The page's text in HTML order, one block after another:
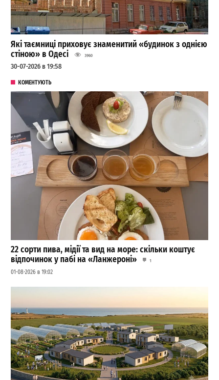
Які таємниці приховує знаменитий «будинок з однією
стіною» в Одесі
3960
30-07-2026 в 19:58
КОМЕНТУЮТЬ
22 сорти пива, мідії та вид на море: скільки коштує
відпочинок у пабі на «Ланжероні»
1
01-08-2026 в 19:02